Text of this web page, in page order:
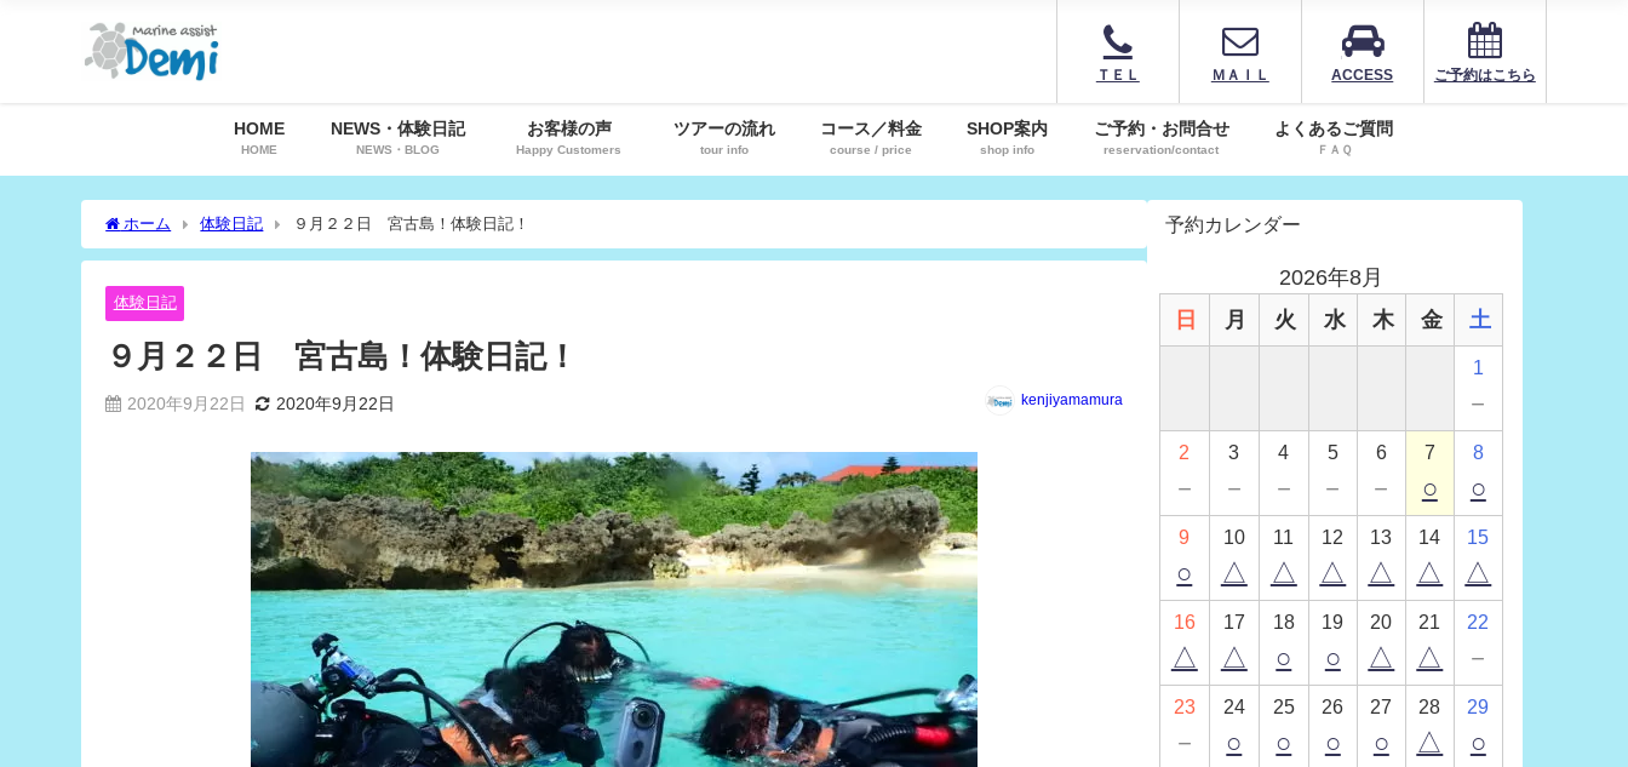
ＴＥＬ ＭＡＩＬ ACCESS ご予約はこちら
HOME
HOME
NEWS・体験日記
NEWS・BLOG
お客様の声
Happy Customers
ツアーの流れ
tour info
コース／料金
course / price
SHOP案内
shop info
ご予約・お問合せ
reservation/contact
よくあるご質問
ＦＡＱ
ホーム 体験日記 ９月２２日 宮古島！体験日記！
体験日記
９月２２日 宮古島！体験日記！
2020年9月22日 2020年9月22日 kenjiyamamura
予約カレンダー
2026年8月
日
月 火 水 木 金 土
1
－
2
－
3
－
4
－
5
－
6
－
7
○
8
○
9
○
10
△
11
△
12
△
13
△
14
△
15
△
16
△
17
△
18
○
19
○
20
△
21
△
22
－
23
－
24
○
25
○
26
○
27
○
28
△
29
○